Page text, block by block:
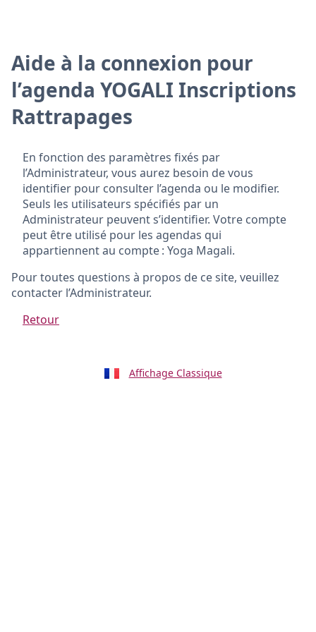
Aide à la connexion pour
l’agenda YOGALI Inscriptions
Rattrapages
En fonction des paramètres fixés par
l’Administrateur, vous aurez besoin de vous
identifier pour consulter l’agenda ou le modifier.
Seuls les utilisateurs spécifiés par un
Administrateur peuvent s’identifier. Votre compte
peut être utilisé pour les agendas qui
appartiennent au compte : Yoga Magali.
Pour toutes questions à propos de ce site, veuillez
contacter l’Administrateur.
Retour
Affichage Classique